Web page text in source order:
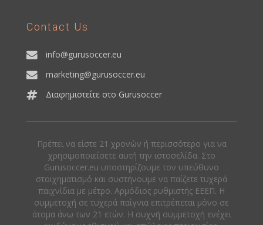
Contact Us
info@gurusoccer.eu
marketing@gurusoccer.eu
Διαφημιστείτε στο Gurusoccer
Πρέπει να είστε 21 χρονών ή περισσότερο για να
χρησιμοποιείσετε αυτή την ιστοσελίδα. Στο
Gurusoccer.eu υποστηρίζουμε τον υπεύθυνο
στοιχηματισμό και συστήνουμε να παίζετε τυχερά
παιχνίδια με μέτρο. Αρμόδιος ρυθμιστής ΕΕΕΠ. Η
συμμετοχή σε τυχερά παίγνια επιτρέπεται μόνο σε
άτομα άνω των 21 ετών. Η συχνή συμμετοχή ενέχει